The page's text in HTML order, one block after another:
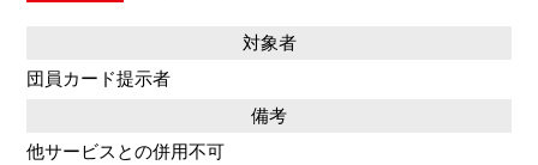
対象者
団員カード提示者
備考
他サービスとの併用不可